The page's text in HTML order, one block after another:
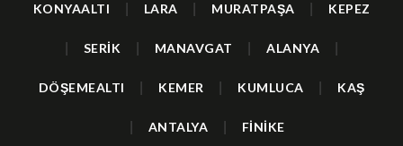
KONYAALTI LARA MURATPAŞA KEPEZ
SERİK MANAVGAT ALANYA
DÖŞEMEALTI KEMER KUMLUCA KAŞ
ANTALYA FİNİKE